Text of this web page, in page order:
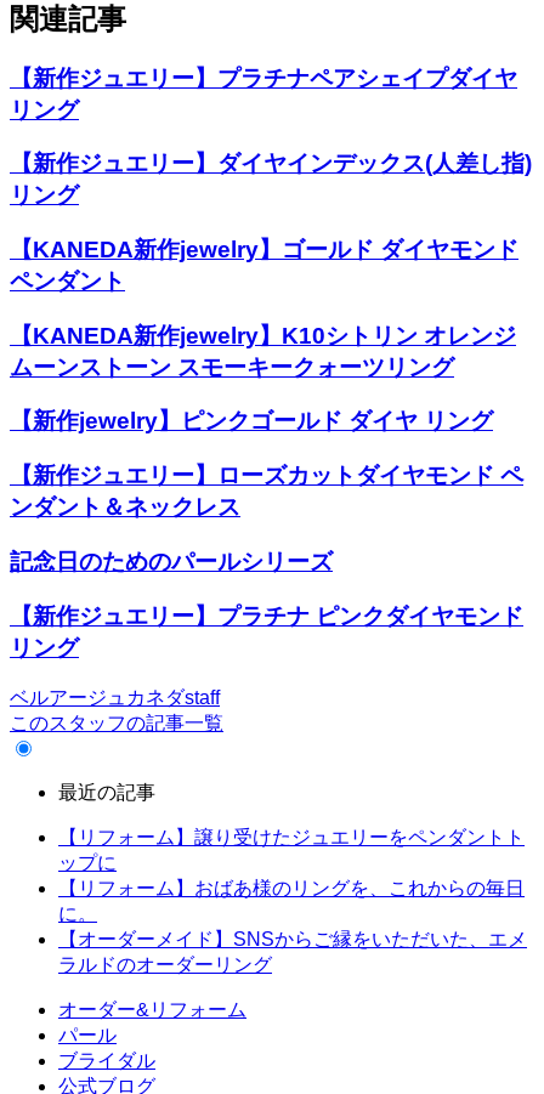
関連記事
【新作ジュエリー】プラチナペアシェイプダイヤ
リング
【新作ジュエリー】ダイヤインデックス(人差し指)
リング
【KANEDA新作jewelry】ゴールド ダイヤモンド
ペンダント
【KANEDA新作jewelry】K10シトリン オレンジ
ムーンストーン スモーキークォーツリング
【新作jewelry】ピンクゴールド ダイヤ リング
【新作ジュエリー】ローズカットダイヤモンド ペ
ンダント＆ネックレス
記念日のためのパールシリーズ
【新作ジュエリー】プラチナ ピンクダイヤモンド
リング
ベルアージュカネダstaff
このスタッフの記事一覧
最近の記事
【リフォーム】譲り受けたジュエリーをペンダントト
ップに
【リフォーム】おばあ様のリングを、これからの毎日
に。
【オーダーメイド】SNSからご縁をいただいた、エメ
ラルドのオーダーリング
オーダー&リフォーム
パール
ブライダル
公式ブログ